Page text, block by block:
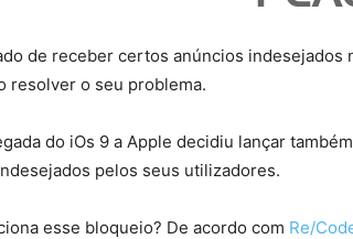
de receber certos anúncios indesejados
resolver o seu problema.
do iOs 9 a Apple decidiu lançar
pelos seus utilizadores.
esse bloqueio? De acordo com Re/